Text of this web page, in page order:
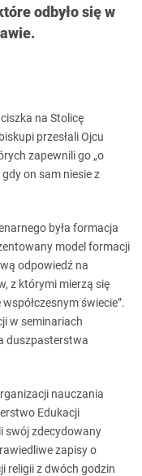
odbyło się w
na Stolicę
przesłali Ojcu
zapewnili go „o
on sam niesie z
była formacja
model formacji
odpowiedź na
z którymi mierzą się
świecie”.
w seminariach
duszpasterstwa
nauczania
Edukacji
swój zdecydowany
zapisy o
religii z dwóch godzin